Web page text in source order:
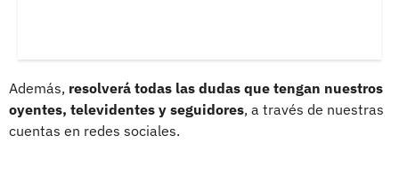
Además, resolverá todas las dudas que tengan nuestros
oyentes, televidentes y seguidores, a través de nuestras
cuentas en redes sociales.